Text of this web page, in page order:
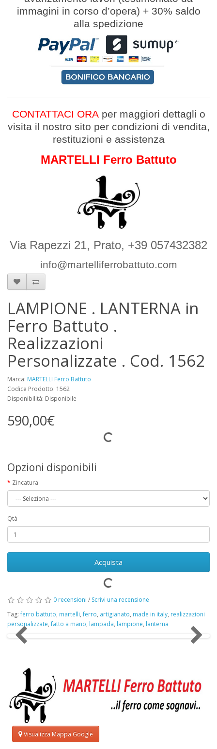
immagini in corso d’opera) + 30% saldo
alla spedizione
CONTATTACI ORAper maggiori dettagli o
visita il nostro sito per condizioni di vendita,
restituzioni e assistenza
MARTELLI Ferro Battuto
Via Rapezzi 21, Prato, +39 057432382
info@martelliferrobattuto.com
LAMPIONE . LANTERNA in
Ferro Battuto .
Realizzazioni
Personalizzate . Cod. 1562
Marca: MARTELLI Ferro Battuto
Codice Prodotto: 1562
Disponibilità: Disponibile
590,00€
Opzioni disponibili
Zincatura
Qtà
Acquista
0 recensioni / Scrivi una recensione
Tag:ferro battuto, martelli,ferro, artigianato, made in italy, realizzazioni
personalizzate,fatto a mano, lampada, lampione, lanterna
Visualizza Mappa Google